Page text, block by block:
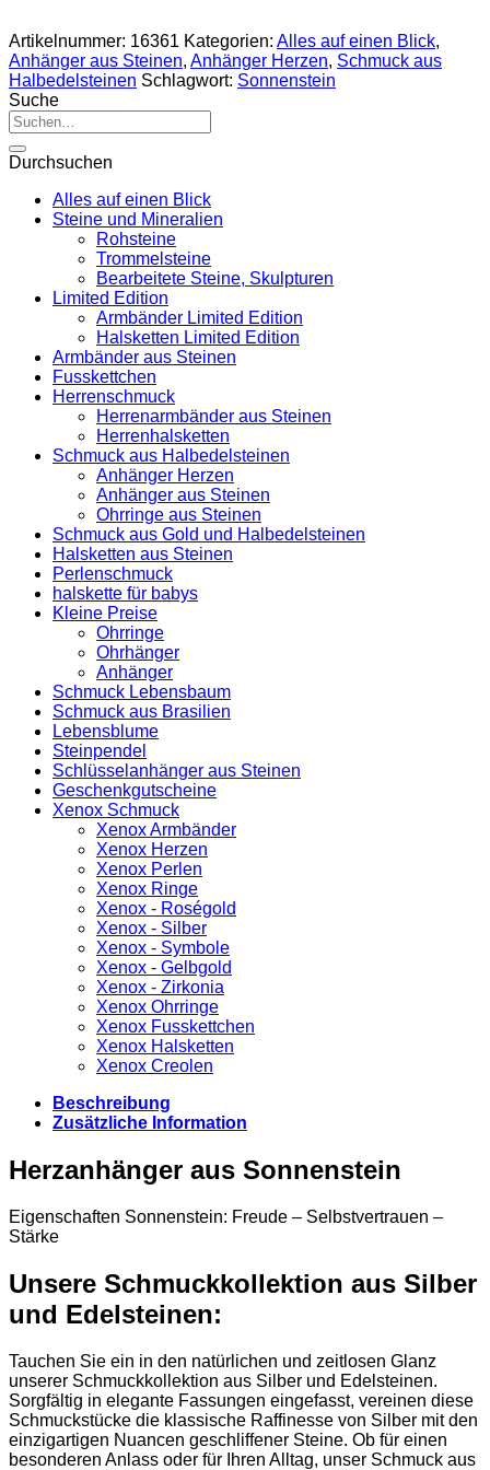
Artikelnummer: 16361 Kategorien: Alles auf einen Blick,
Anhänger aus Steinen, Anhänger Herzen, Schmuck aus
Halbedelsteinen Schlagwort: Sonnenstein
Suche
Suche
nach:
Durchsuchen
Alles auf einen Blick
Steine und Mineralien
Rohsteine
Trommelsteine
Bearbeitete Steine, Skulpturen
Limited Edition
Armbänder Limited Edition
Halsketten Limited Edition
Armbänder aus Steinen
Fusskettchen
Herrenschmuck
Herrenarmbänder aus Steinen
Herrenhalsketten
Schmuck aus Halbedelsteinen
Anhänger Herzen
Anhänger aus Steinen
Ohrringe aus Steinen
Schmuck aus Gold und Halbedelsteinen
Halsketten aus Steinen
Perlenschmuck
halskette für babys
Kleine Preise
Ohrringe
Ohrhänger
Anhänger
Schmuck Lebensbaum
Schmuck aus Brasilien
Lebensblume
Steinpendel
Schlüsselanhänger aus Steinen
Geschenkgutscheine
Xenox Schmuck
Xenox Armbänder
Xenox Herzen
Xenox Perlen
Xenox Ringe
Xenox - Roségold
Xenox - Silber
Xenox - Symbole
Xenox - Gelbgold
Xenox - Zirkonia
Xenox Ohrringe
Xenox Fusskettchen
Xenox Halsketten
Xenox Creolen
Beschreibung
Zusätzliche Information
Herzanhänger aus Sonnenstein
Eigenschaften Sonnenstein: Freude – Selbstvertrauen –
Stärke
Unsere Schmuckkollektion aus Silber
und Edelsteinen:
Tauchen Sie ein in den natürlichen und zeitlosen Glanz
unserer Schmuckkollektion aus Silber und Edelsteinen.
Sorgfältig in elegante Fassungen eingefasst, vereinen diese
Schmuckstücke die klassische Raffinesse von Silber mit den
einzigartigen Nuancen geschliffener Steine. Ob für einen
besonderen Anlass oder für Ihren Alltag, unser Schmuck aus